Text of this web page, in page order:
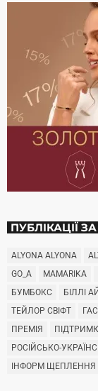
ПУБЛІКАЦІЇ
ALYONA ALYONA
GO_A
MAMARIKA
БУМБОКС
БІЛЛІ
ТЕЙЛОР СВІФТ
ПРЕМІЯ
РОСІЙСЬКО-
ІНФОРМ ЩЕПЛЕННЯ